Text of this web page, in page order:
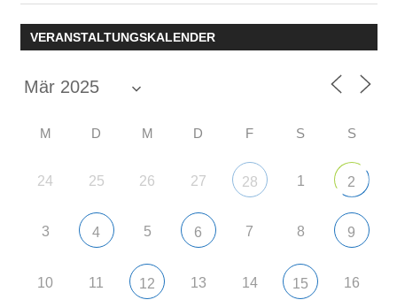
VERANSTALTUNGSKALENDER
M D M D F S S
24 25 26 27 28 1 2
3 4 5 6 7 8 9
10 11 12 13 14 15 16